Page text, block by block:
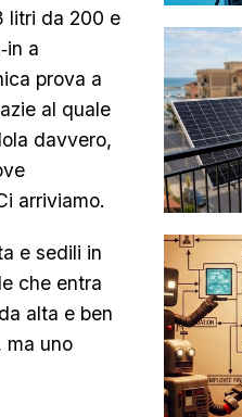
litri da 200 e
a
prova a
al quale
davvero,
arriviamo.
e sedili in
che entra
alta e ben
ma uno